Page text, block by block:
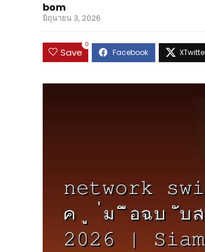
bom
มิถุนายน 3, 2026
Save
0